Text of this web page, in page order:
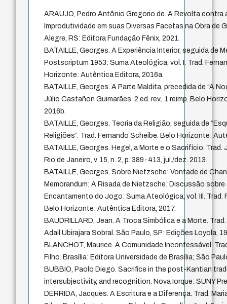
ARAUJO, Pedro Antônio Gregorio de. A Revolta contra
Improdutividade em suas Diversas Facetas na Obra de
Alegre, RS: Editora Fundação Fênix, 2021.
BATAILLE, Georges. A Experiência Interior, seguida de
Postscriptum 1953: Suma Ateológica, vol. I. Trad.
Horizonte: Autêntica Editora, 2016a.
BATAILLE, Georges. A Parte Maldita, precedida de “A
Júlio Castañon Guimarães. 2 ed. rev., 1 reimp. Belo
2016b.
BATAILLE, Georges. Teoria da Religião, seguida de
Religiões”. Trad. Fernando Scheibe. Belo Horizonte:
BATAILLE, Georges. Hegel, a Morte e o Sacrifício. Trad.
Rio de Janeiro, v. 15, n. 2, p. 389-413, jul./dez. 2013.
BATAILLE, Georges. Sobre Nietzsche: Vontade de
Memorandum; A Risada de Nietzsche; Discussão
Encantamento do Jogo: Suma Ateológica, vol. III. Trad.
Belo Horizonte: Autêntica Editora, 2017.
BAUDRILLARD, Jean. A Troca Simbólica e a Morte.
Adail Ubirajara Sobral. São Paulo, SP: Edições Loyola,
BLANCHOT, Maurice. A Comunidade Inconfessável.
Filho. Brasília: Editora Universidade de Brasília; São
BUBBIO, Paolo Diego. Sacrifice in the post-Kantian
intersubjectivity, and recognition. Nova Iorque: SUNY
DERRIDA, Jacques. A Escritura e a Diferença. Trad.